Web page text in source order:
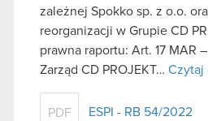
zależnej Spokko sp. z o.o.
reorganizacji w Grupie CD
prawna raportu: Art. 17 MAR
Zarząd CD PROJEKT… Czytaj
PDF ESPI - RB 54/2022